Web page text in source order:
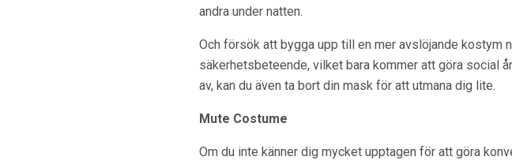
andra under natten.
Och försök att bygga upp till en mer avslöjande kostym
säkerhetsbeteende, vilket bara kommer att göra social
av, kan du även ta bort din mask för att utmana dig lite.
Mute Costume
Om du inte känner dig mycket upptagen för att göra